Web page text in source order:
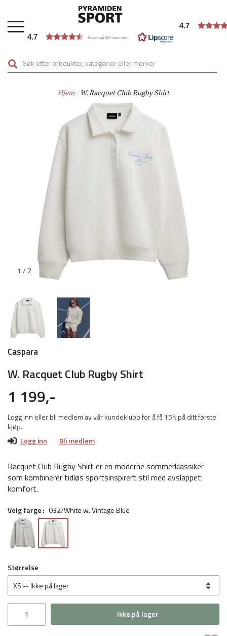
hovedinnhold
4.7 Basert på 667 stemmer
4.7
Hjem W. Racquet Club Rugby Shirt
1 / 2
Caspara
W. Racquet Club Rugby Shirt
1 199,-
Logg inn eller bli medlem av vår kundeklubb for å få 15% på ditt første
kjøp.
Logg inn
Bli medlem
Racquet Club Rugby Shirt er en moderne sommerklassiker
som kombinerer tidløs sportsinspirert stil med avslappet
komfort.
Velg farge 032/White w. Vintage Blue
Størrelse
Ikke på lager